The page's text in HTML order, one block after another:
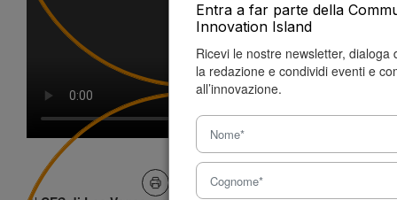
Entra a far parte della
Innovation Island
Ricevi le nostre newsletter, dialoga
la redazione e condividi eventi e
all’innovazione.